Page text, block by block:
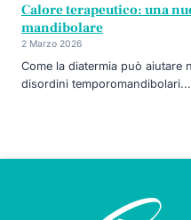
Calore terapeutico: una
mandibolare
2 Marzo 2026
Come la diatermia può aiutare
disordini temporomandibolari...